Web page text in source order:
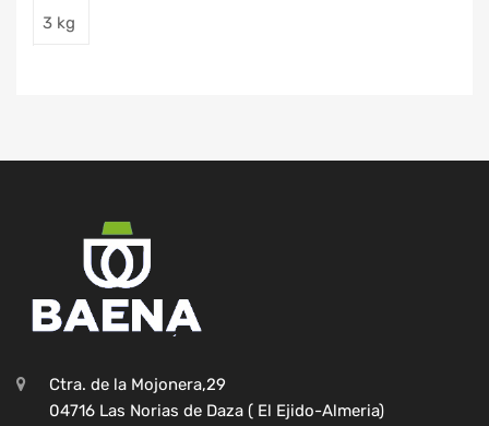
3 kg
Ctra. de la Mojonera,29
04716 Las Norias de Daza ( El Ejido-Almeria)